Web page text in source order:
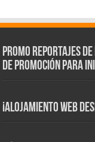
Promo Reportajes
de Promoción para
¡Alojamiento web